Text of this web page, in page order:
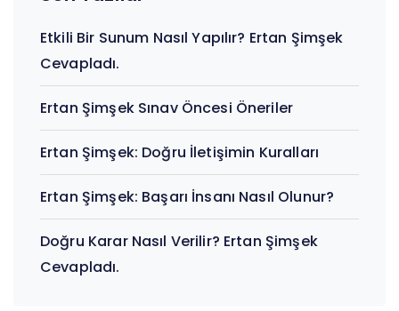
Etkili Bir Sunum Nasıl Yapılır? Ertan Şimşek
Cevapladı.
Ertan Şimşek Sınav Öncesi Öneriler
Ertan Şimşek: Doğru İletişimin Kuralları
Ertan Şimşek: Başarı İnsanı Nasıl Olunur?
Doğru Karar Nasıl Verilir? Ertan Şimşek
Cevapladı.